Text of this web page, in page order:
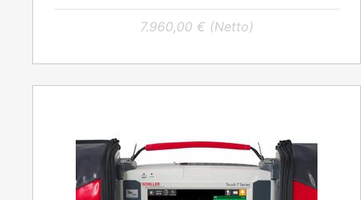
7.960,00 € (Netto)